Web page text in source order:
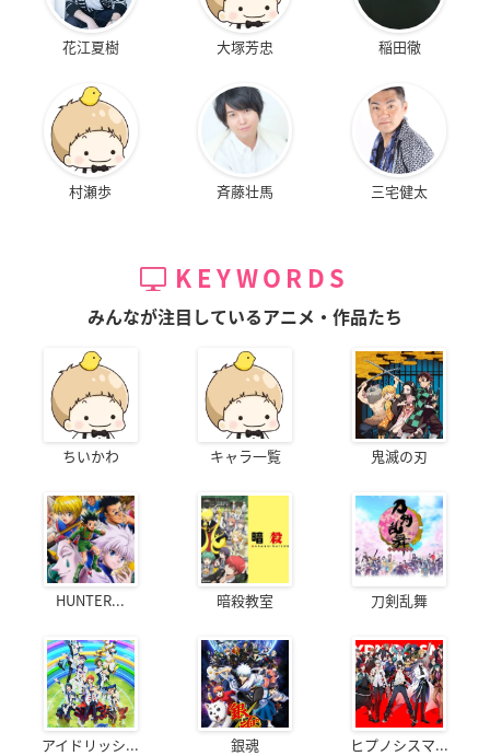
花江夏樹 大塚芳忠 稲田徹
村瀬歩 斉藤壮馬 三宅健太
KEYWORDS
みんなが注目しているアニメ・作品たち
ちいかわ キャラ一覧 鬼滅の刃
HUNTER... 暗殺教室 刀剣乱舞
アイドリッシ... 銀魂 ヒプノシスマ...